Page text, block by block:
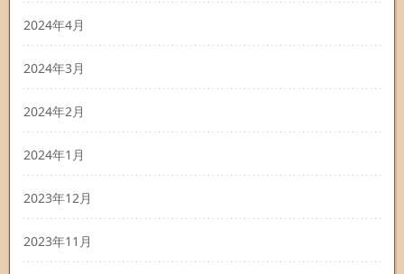
2024年4月
2024年3月
2024年2月
2024年1月
2023年12月
2023年11月